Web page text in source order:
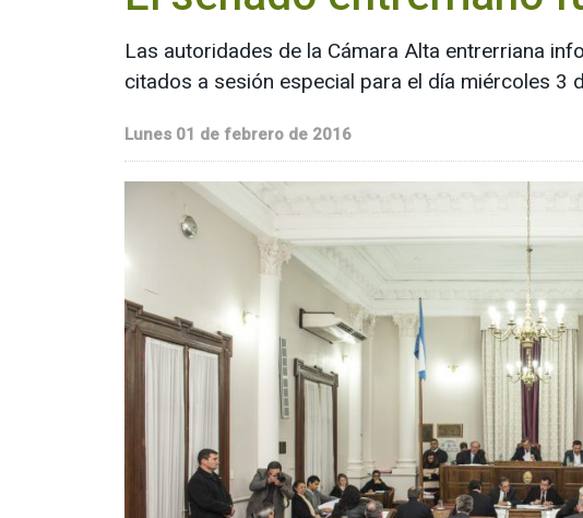
Las autoridades de la Cámara Alta entrerriana
citados a sesión especial para el día miércoles 3
Lunes 01 de febrero de 2016